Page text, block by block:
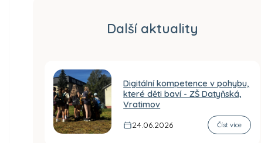
Další aktuality
Digitální kompetence v pohybu,
které děti baví - ZŠ Datyňská,
Vratimov
24.06.2026
Číst více